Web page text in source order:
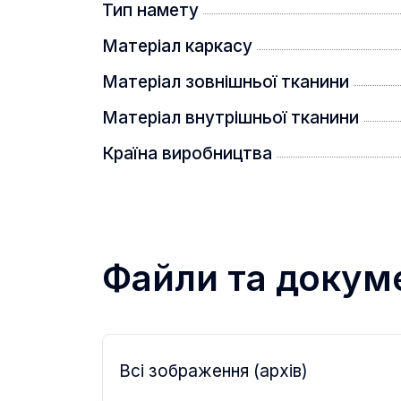
Тип намету
Матеріал каркасу
Матеріал зовнішньої тканини
Матеріал внутрішньої тканини
Країна виробництва
Файли та
Всі зображення (архів)